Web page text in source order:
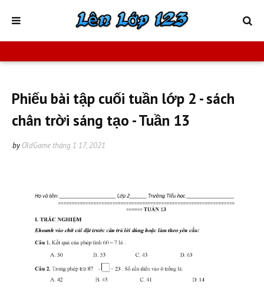
Phiếu bài tập cuối tuần lớp 2 - sách
chân trời sáng tạo - Tuần 13
by OldGame tháng 1 17, 2021